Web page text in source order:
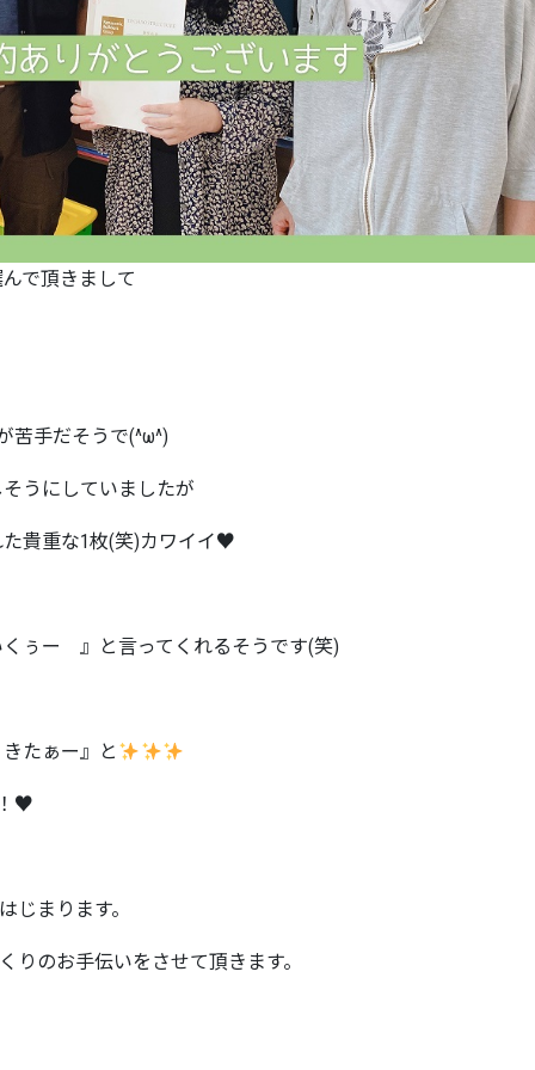
で頂きまして
苦手だそうで(^ω^)
うにしていましたが
貴重な1枚(笑)カワイイ♥
ぅー 』と言ってくれるそうです(笑)
たぁー』と
♥
じまります。
りのお手伝いをさせて頂きます。